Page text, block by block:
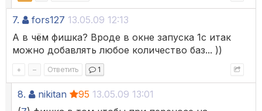
7. fors127 13.05.09 12:13
А в чём фишка? Вроде в окне запуска 1с итак
можно добавлять любое количество баз... ))
+ – Ответить 1
8. nikitan 95 13.05.09 13:01